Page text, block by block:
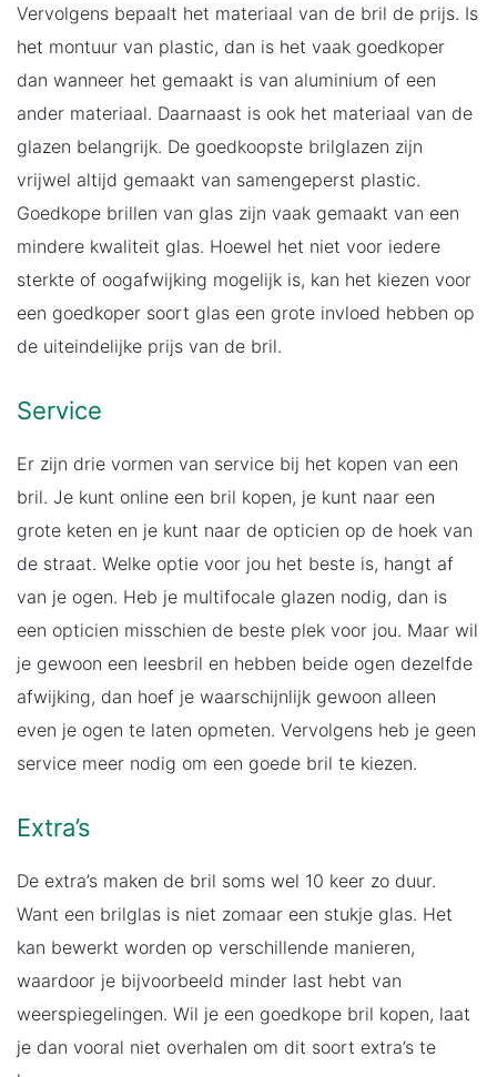
Vervolgens bepaalt het materiaal van de bril de prijs. Is
het montuur van plastic, dan is het vaak goedkoper
dan wanneer het gemaakt is van aluminium of een
ander materiaal. Daarnaast is ook het materiaal van de
glazen belangrijk. De goedkoopste brilglazen zijn
vrijwel altijd gemaakt van samengeperst plastic.
Goedkope brillen van glas zijn vaak gemaakt van een
mindere kwaliteit glas. Hoewel het niet voor iedere
sterkte of oogafwijking mogelijk is, kan het kiezen voor
een goedkoper soort glas een grote invloed hebben op
de uiteindelijke prijs van de bril.
Service
Er zijn drie vormen van service bij het kopen van een
bril. Je kunt online een bril kopen, je kunt naar een
grote keten en je kunt naar de opticien op de hoek van
de straat. Welke optie voor jou het beste is, hangt af
van je ogen. Heb je multifocale glazen nodig, dan is
een opticien misschien de beste plek voor jou. Maar wil
je gewoon een leesbril en hebben beide ogen dezelfde
afwijking, dan hoef je waarschijnlijk gewoon alleen
even je ogen te laten opmeten. Vervolgens heb je geen
service meer nodig om een goede bril te kiezen.
Extra’s
De extra’s maken de bril soms wel 10 keer zo duur.
Want een brilglas is niet zomaar een stukje glas. Het
kan bewerkt worden op verschillende manieren,
waardoor je bijvoorbeeld minder last hebt van
weerspiegelingen. Wil je een goedkope bril kopen, laat
je dan vooral niet overhalen om dit soort extra’s te